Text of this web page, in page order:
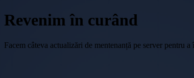
Revenim în curând
Facem câteva actualizări de mentenanță pe server pentru